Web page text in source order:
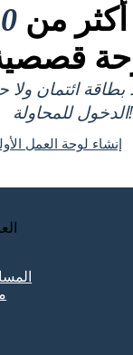
من 40
بطاقة ائتمان
الدخول للمحاولة!
إنشاء لوحة العمل